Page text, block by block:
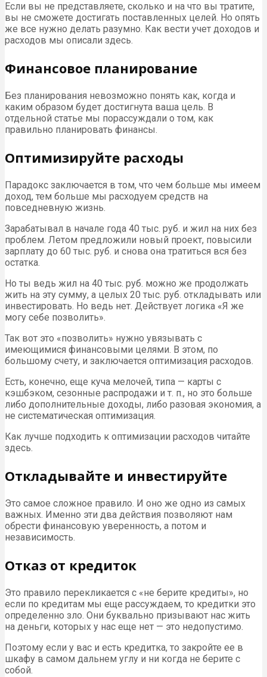
Если вы не представляете, сколько и на что вы тратите,
вы не сможете достигать поставленных целей. Но опять
же все нужно делать разумно. Как вести учет доходов и
расходов мы описали здесь.
Финансовое планирование
Без планирования невозможно понять как, когда и
каким образом будет достигнута ваша цель. В
отдельной статье мы порассуждали о том, как
правильно планировать финансы.
Оптимизируйте расходы
Парадокс заключается в том, что чем больше мы имеем
доход, тем больше мы расходуем средств на
повседневную жизнь.
Зарабатывал в начале года 40 тыс. руб. и жил на них без
проблем. Летом предложили новый проект, повысили
зарплату до 60 тыс. руб. и снова она тратиться вся без
остатка.
Но ты ведь жил на 40 тыс. руб. можно же продолжать
жить на эту сумму, а целых 20 тыс. руб. откладывать или
инвестировать. Но ведь нет. Действует логика «Я же
могу себе позволить».
Так вот это «позволить» нужно увязывать с
имеющимися финансовыми целями. В этом, по
большому счету, и заключается оптимизация расходов.
Есть, конечно, еще куча мелочей, типа — карты с
кэшбэком, сезонные распродажи и т. п., но это больше
либо дополнительные доходы, либо разовая экономия, а
не систематическая оптимизация.
Как лучше подходить к оптимизации расходов читайте
здесь.
Откладывайте и инвестируйте
Это самое сложное правило. И оно же одно из самых
важных. Именно эти два действия позволяют нам
обрести финансовую уверенность, а потом и
независимость.
Отказ от кредиток
Это правило перекликается с «не берите кредиты», но
если по кредитам мы еще рассуждаем, то кредитки это
определенно зло. Они буквально призывают нас жить
на деньги, которых у нас еще нет — это недопустимо.
Поэтому если у вас и есть кредитка, то закройте ее в
шкафу в самом дальнем углу и ни когда не берите с
собой.